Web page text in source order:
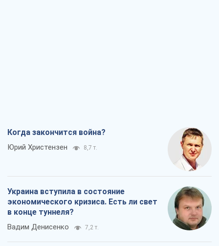
Когда закончится война?
Юрий Христензен 8,7 т.
Украина вступила в состояние
экономического кризиса. Есть ли свет
в конце туннеля?
Вадим Денисенко 7,2 т.